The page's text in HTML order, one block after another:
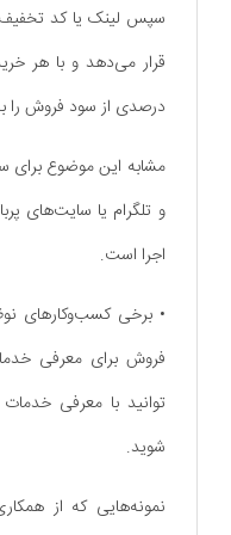
سپس لینک یا کد تخفیف
قرار می‌دهد و با هر
درصدی از سود فروش
مشابه این موضوع برای
و تلگرام یا سایت‌های
اجرا است.
• برخی کسب‌وکار‌های
فروش برای معرفی
توانید با معرفی
شوید.
نمونه‌هایی که از